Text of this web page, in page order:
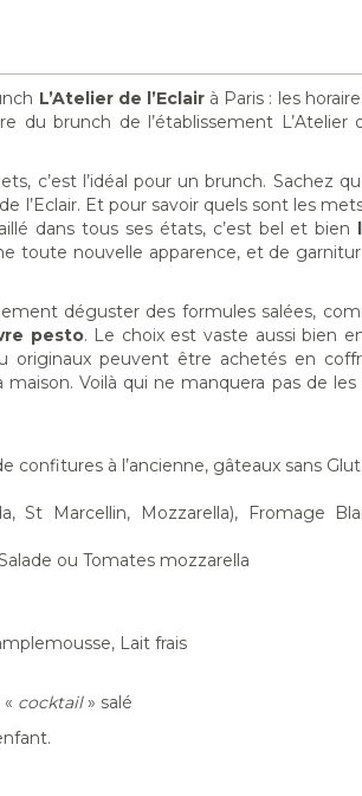
L’Atelier de l’Eclairà Paris : les
du brunch de l’établissement L’Atelier
c’est l’idéal pour un brunch. Sachez
l’Eclair. Et pour savoir quels sont les
dans tous ses états, c’est bel et bien
toute nouvelle apparence, et de
déguster des formules salées,
pesto. Le choix est vaste aussi bien
originaux peuvent être achetés en
Voilà qui ne manquera pas de les
confitures à l’ancienne, gâteaux sans
St Marcellin, Mozzarella), Fromage
ou Tomates mozzarella
Lait frais
cocktail» salé